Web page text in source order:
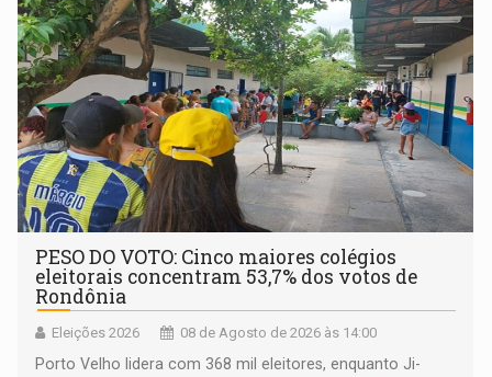
PESO DO VOTO: Cinco maiores colégios
eleitorais concentram 53,7% dos votos de
Rondônia
Eleições 2026 08 de Agosto de 2026 às 14:00
Porto Velho lidera com 368 mil eleitores, enquanto Ji-